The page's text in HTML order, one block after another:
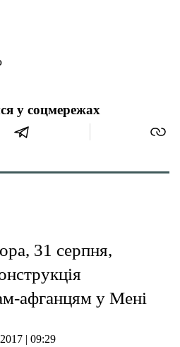
у соцмережах
31 серпня,
афганцям у Мені
| 09:29